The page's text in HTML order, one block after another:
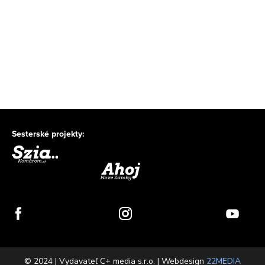
Sesterské projekty:
© 2024 | Vydavateľ C+ media s.r.o. | Webdesign 22MEDIA